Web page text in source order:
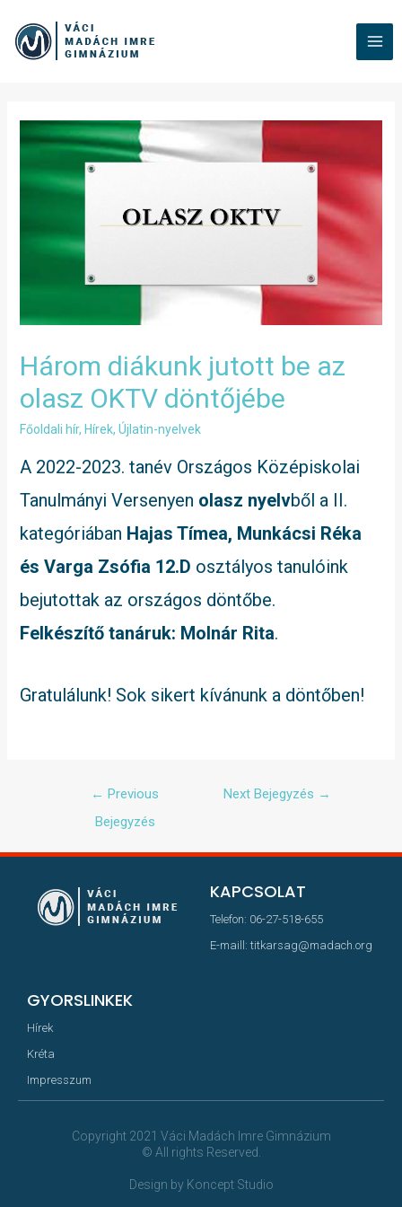
Három diákunk jutott be az
olasz OKTV döntőjébe
Főoldali hír, Hírek, Újlatin-nyelvek
A 2022-2023. tanév Országos Középiskolai
Tanulmányi Versenyen olasz nyelvből a II.
kategóriában Hajas Tímea, Munkácsi Réka
és Varga Zsófia 12.D osztályos tanulóink
bejutottak az országos döntőbe.
Felkészítő tanáruk: Molnár Rita.
Gratulálunk! Sok sikert kívánunk a döntőben!
← Previous
Bejegyzés
Next Bejegyzés →
KAPCSOLAT
Telefon: 06-27-518-655
E-maill: titkarsag@madach.org
GYORSLINKEK
Hírek
Kréta
Impresszum
Copyright 2021 Váci Madách Imre Gimnázium
© All rights Reserved.
Design by Koncept Studio